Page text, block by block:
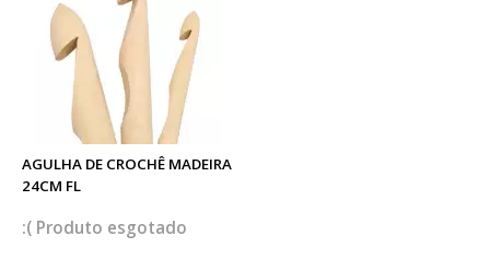
AGULHA DE CROCHÊ MADEIRA
24CM FL
esgotado